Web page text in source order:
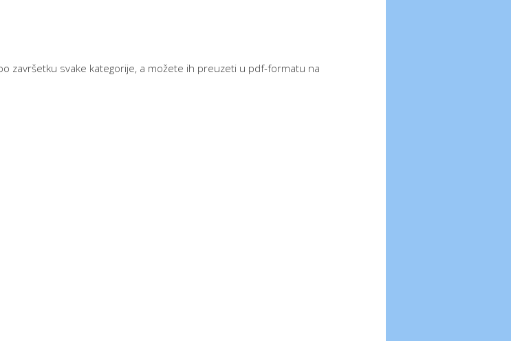
završetku svake kategorije, a možete ih preuzeti u pdf-formatu na